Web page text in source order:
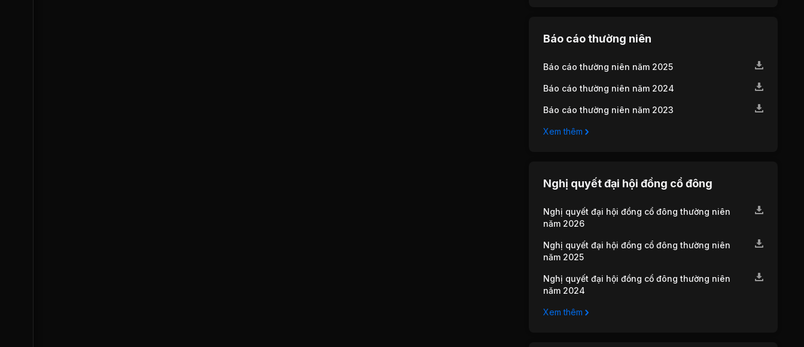
Báo cáo thường niên
Báo cáo thường niên năm 2025
Báo cáo thường niên năm 2024
Báo cáo thường niên năm 2023
Xem thêm
Nghị quyết đại hội đồng cổ đông
Nghị quyết đại hội đồng cổ đông thường niên
năm 2026
Nghị quyết đại hội đồng cổ đông thường niên
năm 2025
Nghị quyết đại hội đồng cổ đông thường niên
năm 2024
Xem thêm